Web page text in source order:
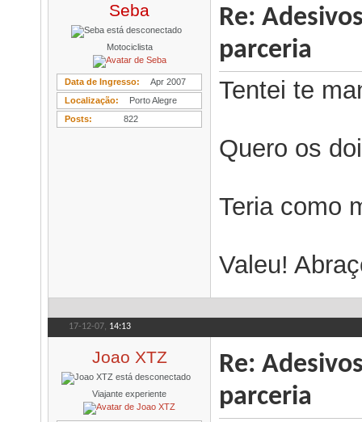
Seba
Motociclista
Data de Ingresso
Apr 2007
Localização
Porto Alegre
Posts
822
Re:
parceria
Tentei te
Quero os
Teria como
Valeu!
17-12-07, 14:13
Joao XTZ
Viajante experiente
Re:
parceria